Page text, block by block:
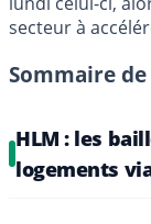
secteur à
Sommaire
HLM : les
logements